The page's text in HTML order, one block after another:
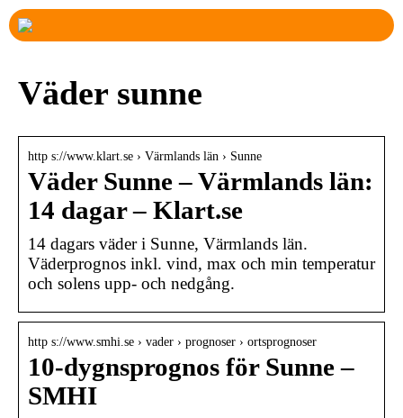
Väder sunne
http s://www.klart.se › Värmlands län › Sunne
Väder Sunne – Värmlands län:
14 dagar – Klart.se
14 dagars väder i Sunne, Värmlands län.
Väderprognos inkl. vind, max och min temperatur
och solens upp- och nedgång.
http s://www.smhi.se › vader › prognoser › ortsprognoser
10-dygnsprognos för Sunne –
SMHI